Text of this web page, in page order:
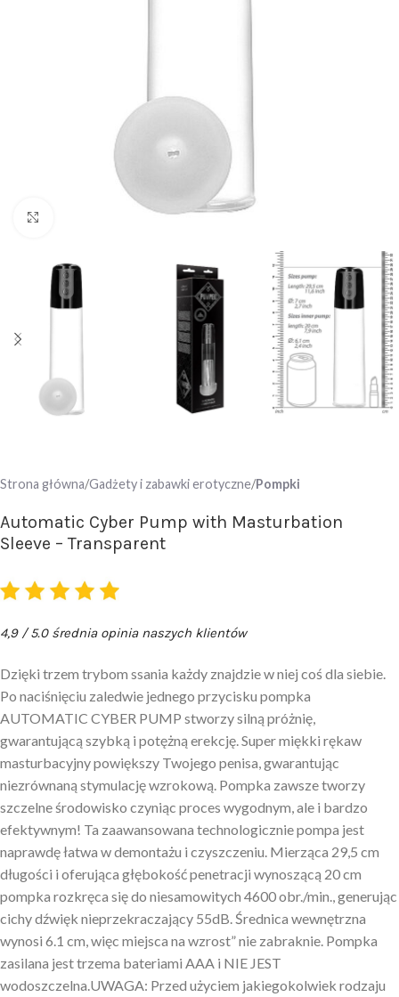
Strona główna Gadżety i zabawki erotyczne Pompki
Automatic Cyber Pump with Masturbation
Sleeve – Transparent
4,9 / 5.0 średnia opinia naszych klientów
Dzięki trzem trybom ssania każdy znajdzie w niej coś dla siebie.
Po naciśnięciu zaledwie jednego przycisku pompka
AUTOMATIC CYBER PUMP stworzy silną próżnię,
gwarantującą szybką i potężną erekcję. Super miękki rękaw
masturbacyjny powiększy Twojego penisa, gwarantując
niezrównaną stymulację wzrokową. Pompka zawsze tworzy
szczelne środowisko czyniąc proces wygodnym, ale i bardzo
efektywnym! Ta zaawansowana technologicznie pompa jest
naprawdę łatwa w demontażu i czyszczeniu. Mierząca 29,5 cm
długości i oferująca głębokość penetracji wynoszącą 20 cm
pompka rozkręca się do niesamowitych 4600 obr./min., generując
cichy dźwięk nieprzekraczający 55dB. Średnica wewnętrzna
wynosi 6.1 cm, więc miejsca na wzrost” nie zabraknie. Pompka
zasilana jest trzema bateriami AAA i NIE JEST
wodoszczelna.UWAGA: Przed użyciem jakiegokolwiek rodzaju